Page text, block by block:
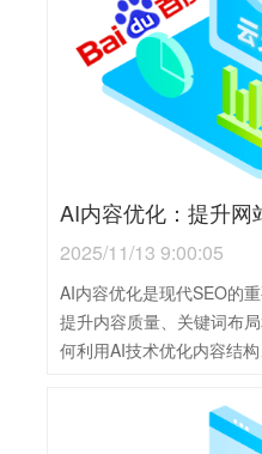
2025/11/13 9:00:05
AI内容优化是现代SEO的
提升内容质量、关键词布
何利用AI技术优化内容结